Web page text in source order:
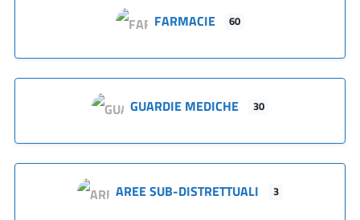
FARMACIE 60
GUARDIE MEDICHE 30
AREE SUB-DISTRETTUALI 3